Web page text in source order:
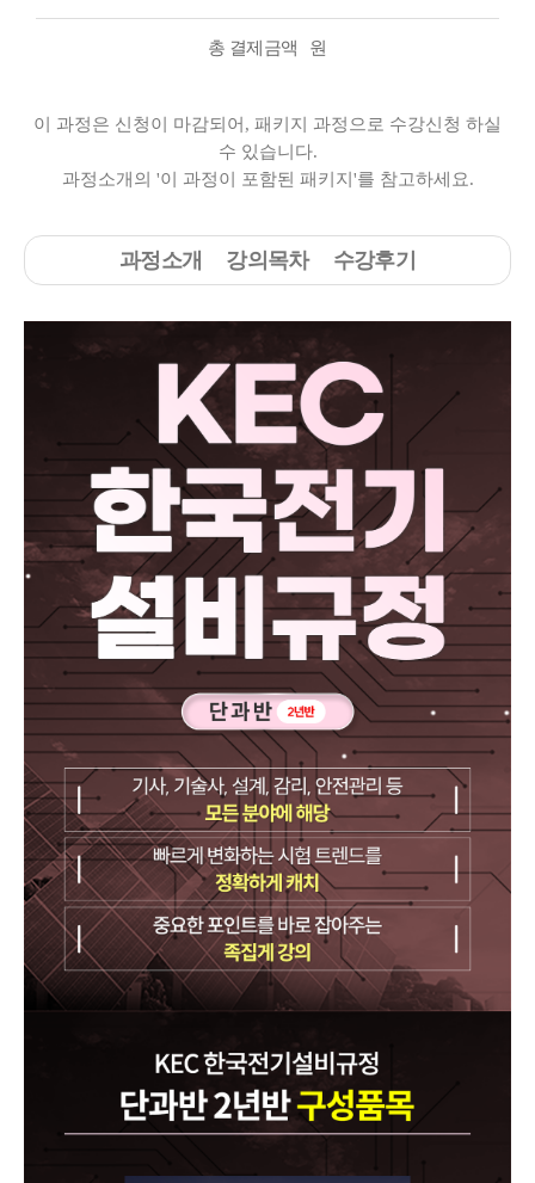
총 결제금액 원
이 과정은 신청이 마감되어, 패키지 과정으로 수강신청 하실
수 있습니다.
과정소개의 '이 과정이 포함된 패키지'를 참고하세요.
과정소개 강의목차 수강후기